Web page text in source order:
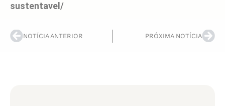
sustentavel/
NOTÍCIA ANTERIOR PRÓXIMA NOTÍCIA